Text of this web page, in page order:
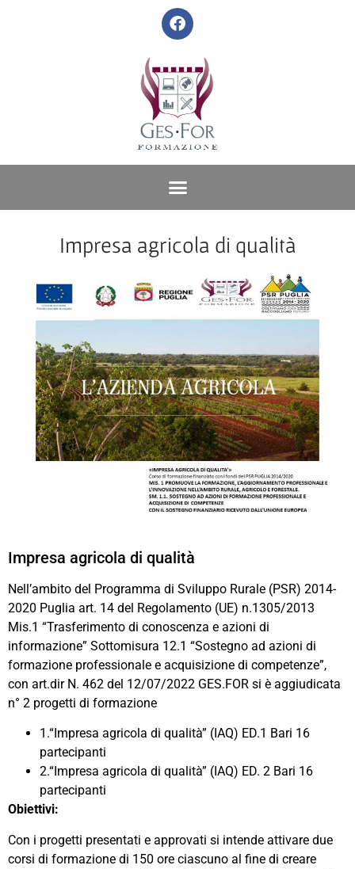
Impresa agricola di qualità
Impresa agricola di qualità
Nell’ambito del Programma di Sviluppo Rurale (PSR) 2014-
2020 Puglia art. 14 del Regolamento (UE) n.1305/2013
Mis.1 “Trasferimento di conoscenza e azioni di
informazione” Sottomisura 12.1 “Sostegno ad azioni di
formazione professionale e acquisizione di competenze”,
con art.dir N. 462 del 12/07/2022 GES.FOR si è aggiudicata
n° 2 progetti di formazione
1.“Impresa agricola di qualità” (IAQ) ED.1 Bari 16
partecipanti
2.“Impresa agricola di qualità” (IAQ) ED. 2 Bari 16
partecipanti
Obiettivi:
Con i progetti presentati e approvati si intende attivare due
corsi di formazione di 150 ore ciascuno al fine di creare